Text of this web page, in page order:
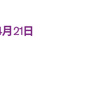
21日